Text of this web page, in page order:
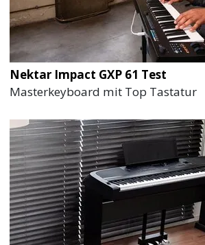
Nektar Impact GXP 61 Test
Masterkeyboard mit Top Tastatur